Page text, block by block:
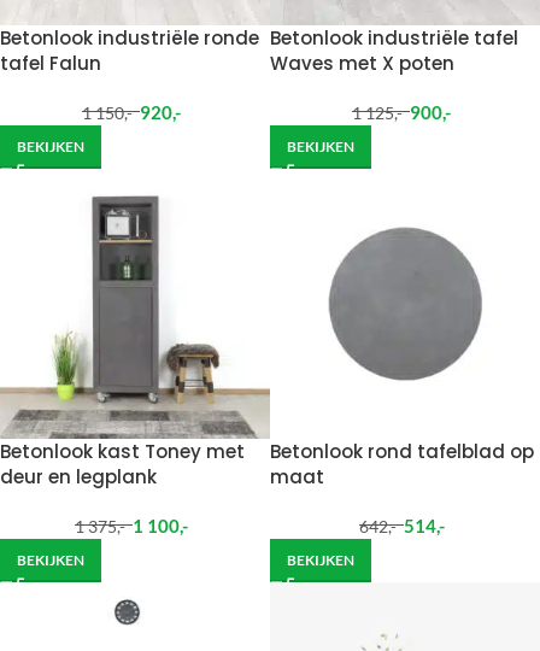
Betonlook industriële ronde
tafel Falun
1 150,- 920,-
BEKIJKEN
Betonlook industriële tafel
Waves met X poten
1 125,- 900,-
BEKIJKEN
Betonlook kast Toney met
deur en legplank
1 375,- 1 100,-
BEKIJKEN
Betonlook rond tafelblad op
maat
642,- 514,-
BEKIJKEN